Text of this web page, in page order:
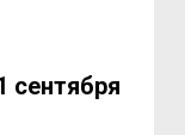
сентября